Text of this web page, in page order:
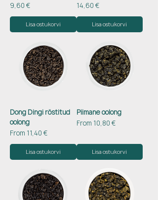
Price
9,60 €
Lisa ostukorvi
Price
14,60 €
Lisa ostukorvi
Dong Dingi röstitud
oolong
From 11,40 €
Sale Price
Lisa ostukorvi
Piimane oolong
From 10,80 €
Sale Price
Lisa ostukorvi